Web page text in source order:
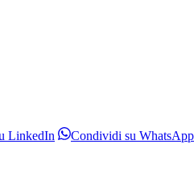
LinkedIn Condividi
Condividi su WhatsApp